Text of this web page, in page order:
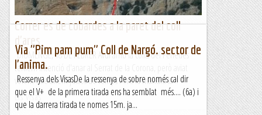
Correr es de cobardes a la paret del coll
DIUMENGE, 18 DE FEBRER Avui amb la colla del Penedes
teníem intenció d'anar al Serrat de la Corona, però aviat
veiem que anem justos de temps i ens fa mandra la...
Els Visas
Via "Pim pam pum" Coll de Nargó. sector de
l'anima.
Ressenya dels VisasDe la ressenya de sobre només cal dir
que el V+ de la primera tirada ens ha semblat més.... (6a) i
que la darrera tirada te nomes 15m. ja...